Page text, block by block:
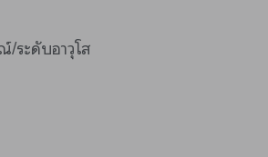
/ระดับอาวุโส